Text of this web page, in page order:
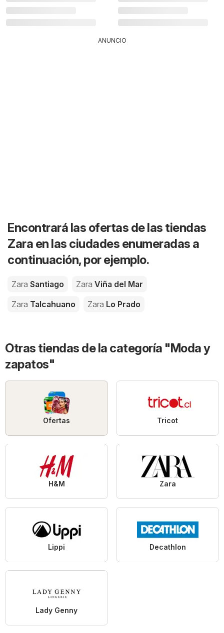
ANUNCIO
Encontrará las ofertas de las tiendas
Zara en las ciudades enumeradas a
continuación, por ejemplo.
Zara Santiago Zara Viña del Mar
Zara Talcahuano Zara Lo Prado
Otras tiendas de la categoría "Moda y
zapatos"
Ofertas Tricot
H&M Zara
Lippi Decathlon
Lady Genny